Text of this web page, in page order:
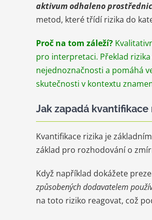
aktivum odhaleno
metod, které třídí rizika do
Proč na tom záleží?
pro interpretaci. Překlad
nejednoznačnosti a pomáhá
skutečnosti v kontextu
Jak zapadá
Kvantifikace rizika je
základ pro rozhodování o
Když například dokážete
způsobených dodavatelem
na toto riziko reagovat, což